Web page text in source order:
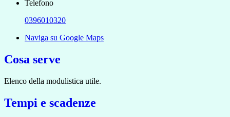
Telefono
0396010320
Naviga su Google Maps
Cosa serve
Elenco della modulistica utile.
Tempi e scadenze